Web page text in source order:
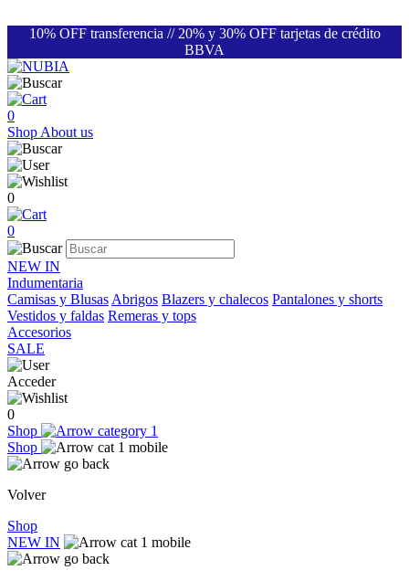
10% OFF transferencia // 20% y 30% OFF tarjetas de crédito
BBVA
0
Shop About us
0
0
NEW IN
Indumentaria
Camisas y Blusas Abrigos Blazers y chalecos Pantalones y shorts
Vestidos y faldas Remeras y tops
Accesorios
SALE
Acceder
0
Shop
Shop
Volver
Shop
NEW IN